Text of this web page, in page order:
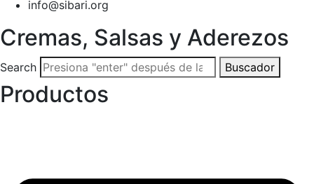
info@sibari.org
Cremas, Salsas y Aderezos
Search Buscador
Productos